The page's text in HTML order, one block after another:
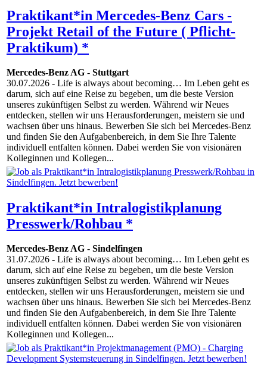
Praktikant*in Mercedes-Benz Cars -
Projekt Retail of the Future ( Pflicht-
Praktikum) *
Mercedes-Benz AG - Stuttgart
30.07.2026 - Life is always about becoming… Im Leben geht es
darum, sich auf eine Reise zu begeben, um die beste Version
unseres zukünftigen Selbst zu werden. Während wir Neues
entdecken, stellen wir uns Herausforderungen, meistern sie und
wachsen über uns hinaus. Bewerben Sie sich bei Mercedes-Benz
und finden Sie den Aufgabenbereich, in dem Sie Ihre Talente
individuell entfalten können. Dabei werden Sie von visionären
Kolleginnen und Kollegen...
Praktikant*in Intralogistikplanung
Presswerk/Rohbau *
Mercedes-Benz AG - Sindelfingen
31.07.2026 - Life is always about becoming… Im Leben geht es
darum, sich auf eine Reise zu begeben, um die beste Version
unseres zukünftigen Selbst zu werden. Während wir Neues
entdecken, stellen wir uns Herausforderungen, meistern sie und
wachsen über uns hinaus. Bewerben Sie sich bei Mercedes-Benz
und finden Sie den Aufgabenbereich, in dem Sie Ihre Talente
individuell entfalten können. Dabei werden Sie von visionären
Kolleginnen und Kollegen...